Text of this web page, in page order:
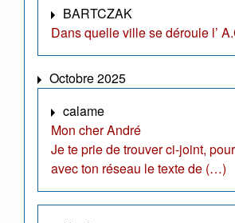
BARTCZAK
Dans quelle ville se déroule l’
Octobre 2025
calame
Mon cher André
Je te prie de trouver ci-joint,
avec ton réseau le texte de (…)